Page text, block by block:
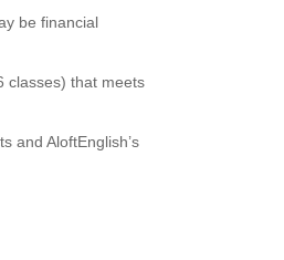
be financial
classes) that meets
and AloftEnglish’s